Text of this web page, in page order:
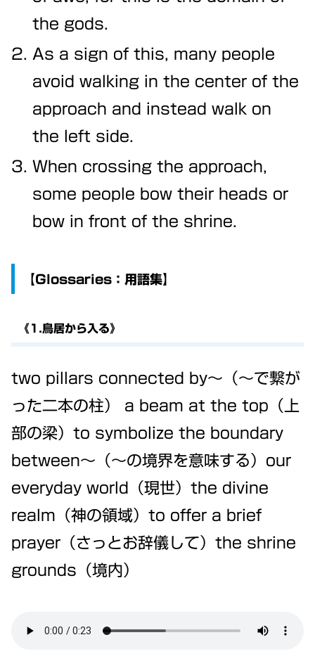
the gods.
As a sign of this, many people
avoid walking in the center of the
approach and instead walk on
the left side.
When crossing the approach,
some people bow their heads or
bow in front of the shrine.
【Glossaries：用語集】
《1.鳥居から入る》
two pillars connected by〜（〜で繋が
った二本の柱） a beam at the top（上
部の梁）to symbolize the boundary
between〜（〜の境界を意味する）our
everyday world（現世）the divine
realm（神の領域）to offer a brief
prayer（さっとお辞儀して）the shrine
grounds（境内）